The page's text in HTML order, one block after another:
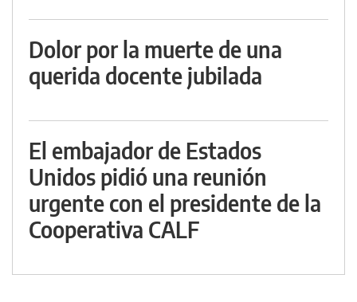
Dolor por la muerte de una
querida docente jubilada
El embajador de Estados
Unidos pidió una reunión
urgente con el presidente de la
Cooperativa CALF